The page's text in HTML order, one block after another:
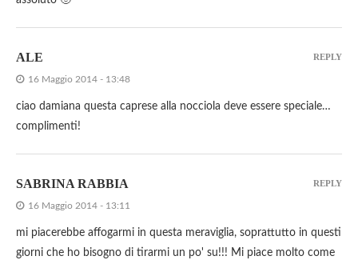
ALE
16 Maggio 2014 - 13:48
ciao damiana questa caprese alla nocciola deve essere speciale…
complimenti!
REPLY
SABRINA RABBIA
16 Maggio 2014 - 13:11
mi piacerebbe affogarmi in questa meraviglia, soprattutto in questi
giorni che ho bisogno di tirarmi un po' su!!! Mi piace molto come
REPLY